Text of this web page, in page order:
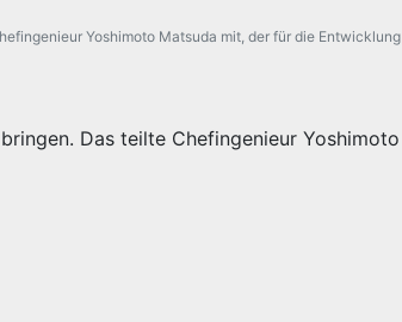
Yoshimoto Matsuda mit, der für die Entwicklung
Das teilte Chefingenieur Yoshimoto